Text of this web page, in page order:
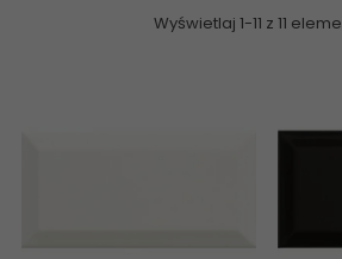
Wyświetlaj 1-11 z 11